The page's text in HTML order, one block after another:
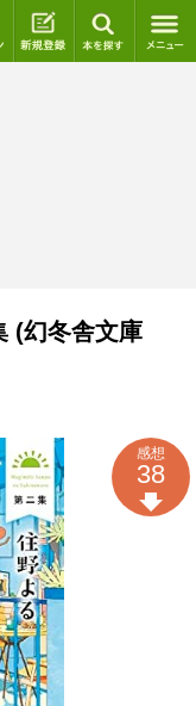
ログイン 新規登録
(幻冬舎文庫
感想
38